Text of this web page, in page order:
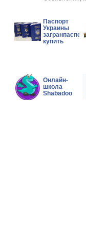
Паспорт
Украины
купить
Онлайн-
школа
Shabadoo